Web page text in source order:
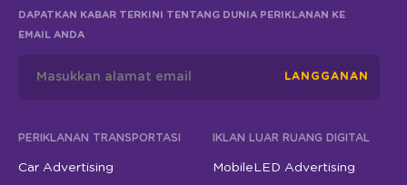
DAPATKAN KABAR TERKINI TENTANG DUNIA PERIKLANAN KE
EMAIL ANDA
LANGGANAN
PERIKLANAN TRANSPORTASI
Car Advertising
IKLAN LUAR RUANG DIGITAL
MobileLED Advertising